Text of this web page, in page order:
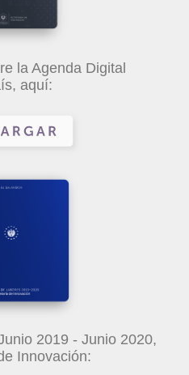
la Agenda Digital
aquí:
2019 - Junio 2020,
Innovación: